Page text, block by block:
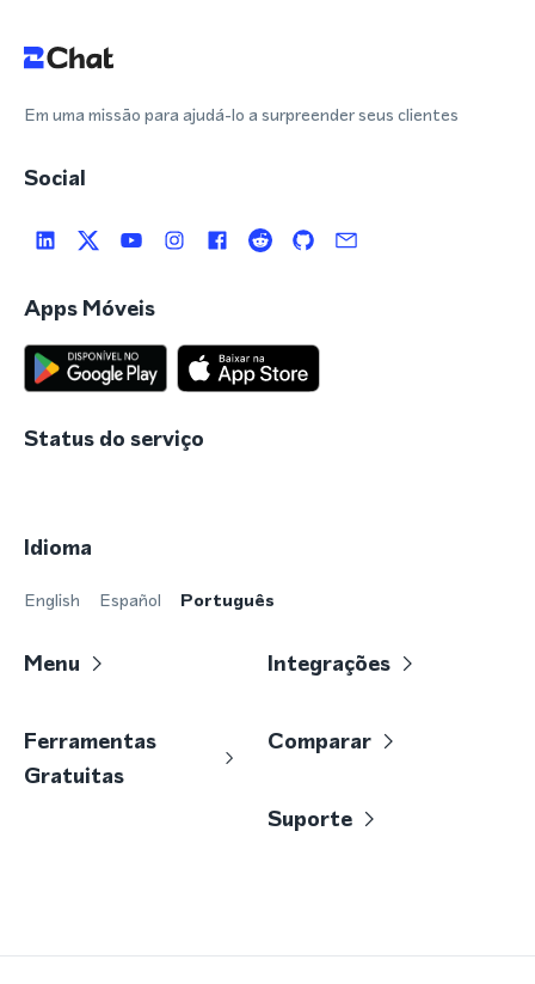
Em uma missão para ajudá-lo a surpreender seus clientes
Social
Apps Móveis
Status do serviço
Idioma
English Español Português
Menu Integrações
Ferramentas
Gratuitas
Comparar
Suporte